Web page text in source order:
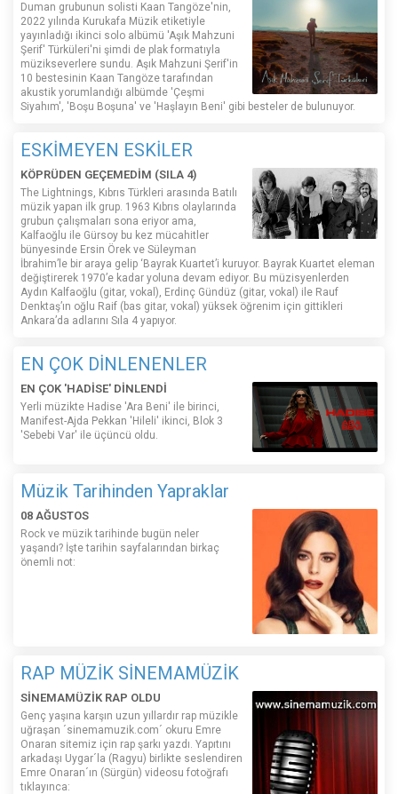
Duman grubunun solisti Kaan Tangöze'nin,
2022 yılında Kurukafa Müzik etiketiyle
yayınladığı ikinci solo albümü 'Aşık Mahzuni
Şerif' Türküleri'ni şimdi de plak formatıyla
müzikseverlere sundu. Aşık Mahzuni Şerif'in
10 bestesinin Kaan Tangöze tarafından
akustik yorumlandığı albümde 'Çeşmi
Siyahım', 'Boşu Boşuna' ve 'Haşlayın Beni' gibi besteler de bulunuyor.
ESKİMEYEN ESKİLER
KÖPRÜDEN GEÇEMEDİM (SILA 4)
The Lightnings, Kıbrıs Türkleri arasında Batılı
müzik yapan ilk grup. 1963 Kıbrıs olaylarında
grubun çalışmaları sona eriyor ama,
Kalfaoğlu ile Gürsoy bu kez mücahitler
bünyesinde Ersin Örek ve Süleyman
İbrahim’le bir araya gelip ‘Bayrak Kuartet’i kuruyor. Bayrak Kuartet eleman
değiştirerek 1970’e kadar yoluna devam ediyor. Bu müzisyenlerden
Aydın Kalfaoğlu (gitar, vokal), Erdinç Gündüz (gitar, vokal) ile Rauf
Denktaş’ın oğlu Raif (bas gitar, vokal) yüksek öğrenim için gittikleri
Ankara’da adlarını Sıla 4 yapıyor.
EN ÇOK DİNLENENLER
EN ÇOK 'HADİSE' DİNLENDİ
Yerli müzikte Hadise 'Ara Beni' ile birinci,
Manifest-Ajda Pekkan 'Hileli' ikinci, Blok 3
'Sebebi Var' ile üçüncü oldu.
Müzik Tarihinden Yapraklar
08 AĞUSTOS
Rock ve müzik tarihinde bugün neler
yaşandı? İşte tarihin sayfalarından birkaç
önemli not:
RAP MÜZİK SİNEMAMÜZİK
SİNEMAMÜZİK RAP OLDU
Genç yaşına karşın uzun yıllardır rap müzikle
uğraşan ´sinemamuzik.com´ okuru Emre
Onaran sitemiz için rap şarkı yazdı. Yapıtını
arkadaşı Uygar´la (Ragyu) birlikte seslendiren
Emre Onaran´ın (Sürgün) videosu fotoğrafı
tıklayınca: